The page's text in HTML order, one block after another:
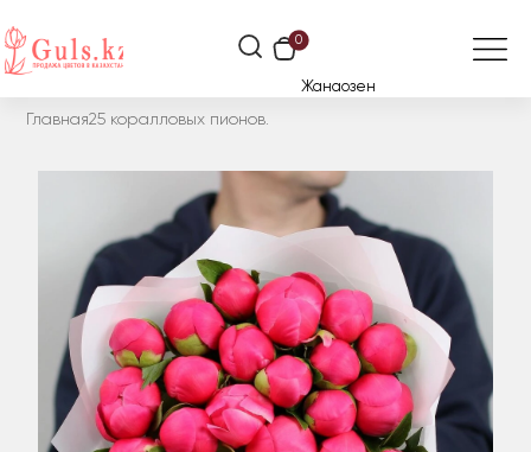
0
Жанаозен
Главная25 коралловых пионов.